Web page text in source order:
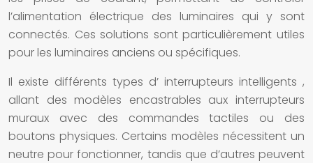
l’alimentation électrique des luminaires qui y sont
connectés. Cessolutions sont particulièrement utiles
pour les luminaires anciens ou spécifiques.
Il existe différents types d’ interrupteurs intelligents ,
allant des modèles encastrables aux interrupteurs
muraux avec des commandes tactiles ou des
boutons physiques. Certains modèles nécessitent un
neutre pour fonctionner, tandis que d’autres peuvent